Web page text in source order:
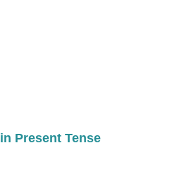
in Present Tense